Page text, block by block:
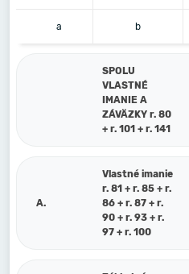
a b
SPOLU
VLASTNÉ
IMANIE A
ZÁVÄZKY r. 80
+ r. 101 + r. 141
A.
Vlastné imanie
r. 81 + r. 85 + r.
86 + r. 87 + r.
90 + r. 93 + r.
97 + r. 100